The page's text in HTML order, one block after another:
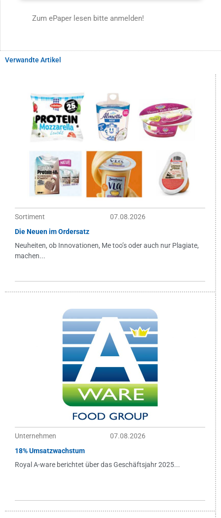
Zum ePaper lesen bitte anmelden!
Verwandte Artikel
Sortiment
07.08.2026
Die Neuen im Ordersatz
Neuheiten, ob Innovationen, Me too’s oder auch nur Plagiate,
machen...
Unternehmen
07.08.2026
18% Umsatzwachstum
Royal A-ware berichtet über das Geschäftsjahr 2025...